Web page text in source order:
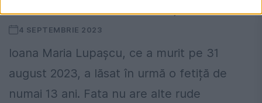
4 SEPTEMBRIE 2023
Ioana Maria Lupașcu, ce a murit pe 31
august 2023, a lăsat în urmă o fetiță de
numai 13 ani. Fata nu are alte rude